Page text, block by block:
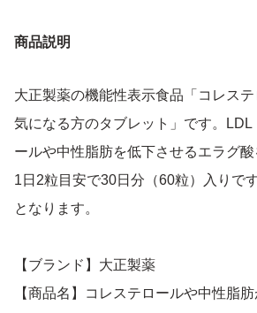
商品説明
大正製薬の機能性表示食品「コレス
気になる方のタブレット」です。LDL
ールや中性脂肪を低下させるエラグ酸
1日2粒目安で30日分（60粒）入りで
となります。
【ブランド】大正製薬
【商品名】コレステロールや中性脂